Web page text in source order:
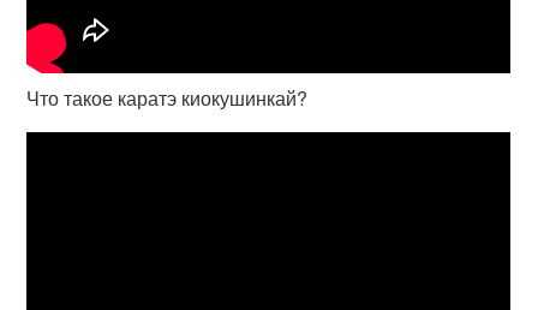
Что такое каратэ киокушинкай?